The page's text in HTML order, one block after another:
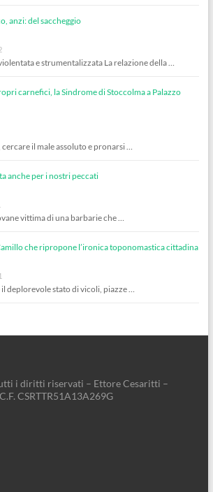
anzi: del saccheggio
e strumentalizzata La relazione della …
carnefici, la Sindrome di Stoccolma a Palazzo
il male assoluto e pronarsi …
anche per i nostri peccati
vittima di una barbarie che …
che ripropone l’ironica toponomastica cittadina
deplorevole stato di vicoli, piazze …
i diritti riservati – Ettore Cesaritti –
C.F. CSRTTR51A13A269G